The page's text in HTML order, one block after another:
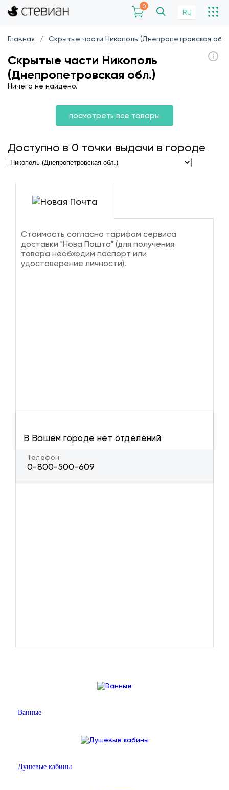
0
RU
Главная Скрытые части Никополь (Днепропетровская
Скрытые части Никополь
(Днепропетровская обл.)
Ничего не найдено.
посмотреть все товары
Доступно в 0 точки выдачи в городе
Стоимость согласно тарифам сервиса
доставки "Нова Пошта" (для получения
товара необходим паспорт или
удостоверение личности).
В Вашем городе нет отделений
Телефон
0-800-500-609
Ванные
Душевые кабины